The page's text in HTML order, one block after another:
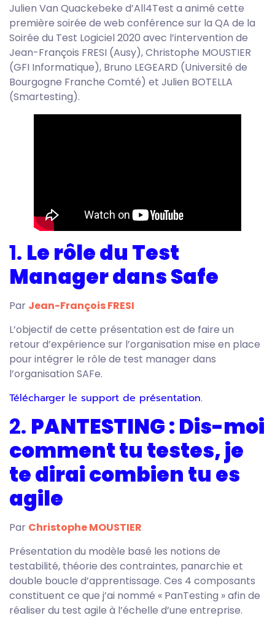
Julien Van Quackebeke d’All4Test a animé cette
première soirée de web conférence sur la QA de la
Soirée du Test Logiciel 2020 avec l’intervention de
Jean-François FRESI (Ausy), Christophe MOUSTIER
(GFI Informatique), Bruno LEGEARD (Université de
Bourgogne Franche Comté) et Julien BOTELLA
(Smartesting).
1. Le rôle du Test
Manager dans Safe
Par Jean-François FRESI
L’objectif de cette présentation est de faire un
retour d’expérience sur l’organisation mise en place
pour intégrer le rôle de test manager dans
l’organisation SAFe.
Télécharger le support de présentation.
2. PANTESTING : Dis-moi
comment tu testes, je
te dirai combien tu es
agile
Par Christophe MOUSTIER
Présentation du modèle basé les notions de
testabilité, théorie des contraintes, panarchie et
double boucle d’apprentissage. Ces 4 composants
constituent ce que j’ai nommé « PanTesting » afin de
réaliser du test agile à l’échelle d’une entreprise.